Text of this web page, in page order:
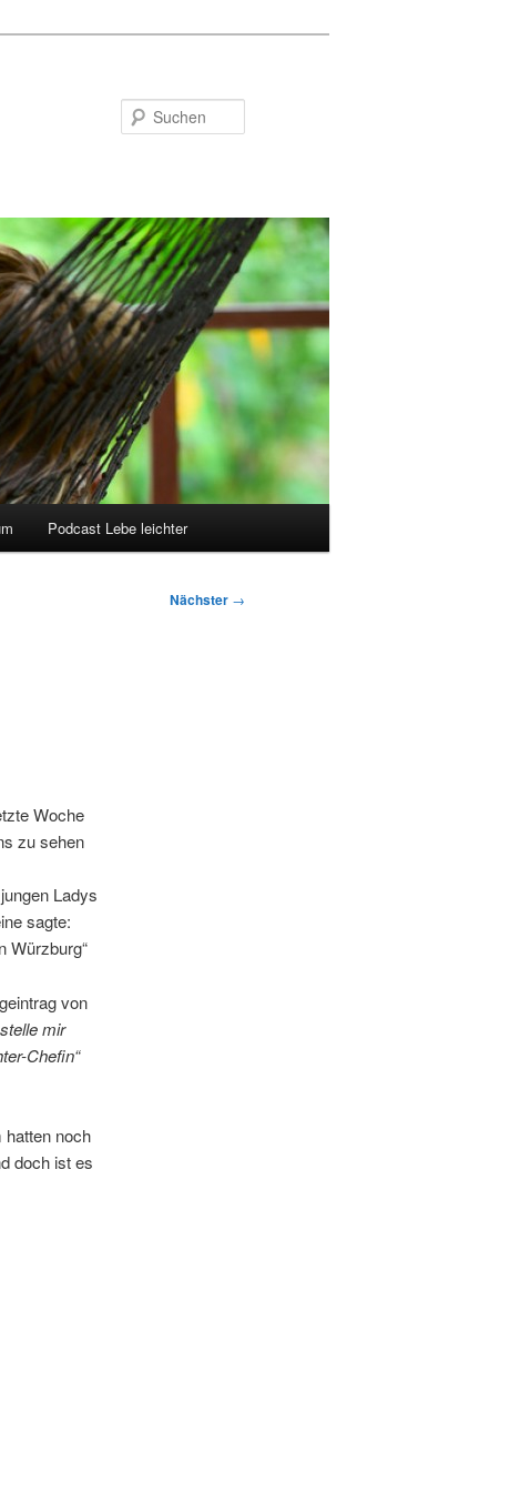
Podcast Lebe leichter
Nächster →
Woche
zu sehen
Ladys
sagte:
Würzburg“
von
mir
Chefin“
hatten noch
doch ist es